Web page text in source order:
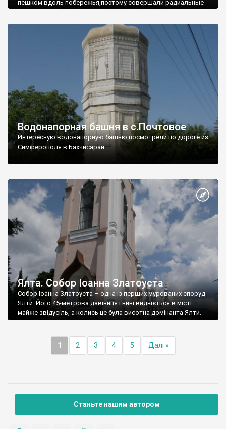
пешком вдоль побережья,поэтому совершали радиальные
Водонапорная башня в с.Почтовое
Интересную водонапорную башню посмотрели по дороге из
Симферополя в Бахчисарай.
Ялта. Собор Іоанна Златоуста
Собор Іоанна Златоуста – одна із перших мурованих споруд
Ялти. Його 45-метрова дзвіниця і нині видніється в місті
майже звідусіль, а колись це була висотна домінанта Ялти.
1 2 3 4 5 Далі »
Станьте нашим автором